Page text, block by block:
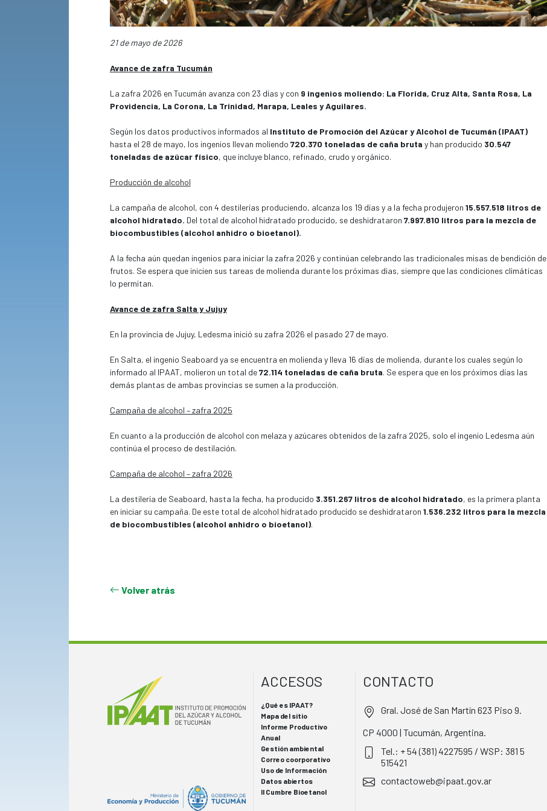
21 de mayo de 2026
Avance de zafra Tucumán
La zafra 2026 en Tucumán avanza con 23 días y con 9 ingenios moliendo: La Florida, Cruz Alta, Santa Rosa, La
Providencia, La Corona, La Trinidad, Marapa, Leales y Aguilares.
Según los datos productivos informados al Instituto de Promoción del Azúcar y Alcohol de Tucumán (IPAAT)
hasta el 28 de mayo, los ingenios llevan moliendo 720.370 toneladas de caña bruta y han producido 30.547
toneladas de azúcar físico, que incluye blanco, refinado, crudo y orgánico.
Producción de alcohol
La campaña de alcohol, con 4 destilerías produciendo, alcanza los 19 días y a la fecha produjeron 15.557.518 litros de
alcohol hidratado. Del total de alcohol hidratado producido, se deshidrataron 7.997.810 litros para la mezcla de
biocombustibles (alcohol anhidro o bioetanol).
A la fecha aún quedan ingenios para iniciar la zafra 2026 y continúan celebrando las tradicionales misas de bendición de
frutos. Se espera que inicien sus tareas de molienda durante los próximas dias, siempre que las condiciones climáticas
lo permitan.
Avance de zafra Salta y Jujuy
En la provincia de Jujuy, Ledesma inició su zafra 2026 el pasado 27 de mayo.
En Salta, el ingenio Seaboard ya se encuentra en molienda y lleva 16 días de molienda, durante los cuales según lo
informado al IPAAT, molieron un total de72.114 toneladas de caña bruta. Se espera que en los próximos días las
demás plantas de ambas provincias se sumen a la producción.
Campaña de alcohol – zafra 2025
En cuanto a la producción de alcohol con melaza y azúcares obtenidos de la zafra 2025, solo el ingenio Ledesma aún
continúa el proceso de destilación.
Campaña de alcohol – zafra 2026
La destilería de Seaboard, hasta la fecha, ha producido 3.351.267 litros de alcohol hidratado, es la primera planta
en iniciar su campaña. De este total de alcohol hidratado producido se deshidrataron 1.536.232 litros para la mezcla
de biocombustibles (alcohol anhidro o bioetanol).
Volver atrás
ACCESOS
¿Qué es IPAAT?
Mapa del sitio
Informe Productivo
Anual
Gestión ambiental
Correo coorporativo
Uso de Información
Datos abiertos
II Cumbre Bioetanol
CONTACTO
Gral. José de San Martín 623 Piso 9.
CP 4000 | Tucumán, Argentina.
Tel.: + 54 (381) 4227595 / WSP: 381 5
515421
contactoweb@ipaat.gov.ar